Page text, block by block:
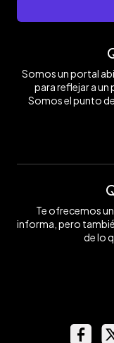
Somos un portal
para reflejar a un
Somos el punto
Te ofrecemos
informa, pero
de lo